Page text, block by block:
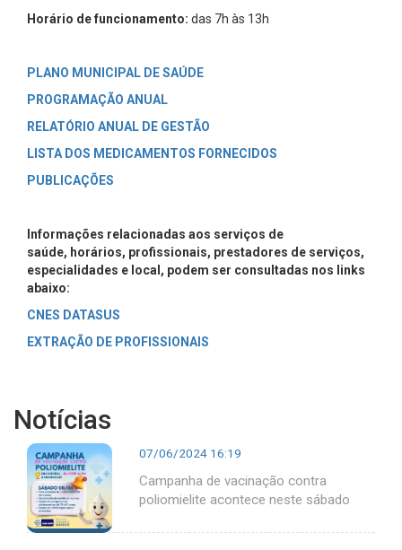
Horário de funcionamento: das 7h às 13h
PLANO MUNICIPAL DE SAÚDE
PROGRAMAÇÃO ANUAL
RELATÓRIO ANUAL DE GESTÃO
LISTA DOS MEDICAMENTOS FORNECIDOS
PUBLICAÇÕES
Informações relacionadas aos serviços de
saúde, horários, profissionais, prestadores de serviços,
especialidades e local, podem ser consultadas nos links
abaixo:
CNES DATASUS
EXTRAÇÃO DE PROFISSIONAIS
Notícias
07/06/2024 16:19
Campanha de vacinação contra
poliomielite acontece neste sábado